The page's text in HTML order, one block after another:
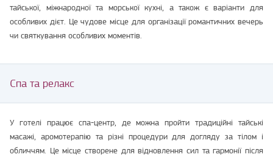
тайської, міжнародної та морської кухні, а також є варіанти для
особливих дієт. Це чудове місце для організації романтичних вечерь
чи святкування особливих моментів.
Спа та релакс
У готелі працює спа-центр, де можна пройти традиційні тайські
масажі, аромотерапію та різні процедури для догляду за тілом і
обличчям. Це місце створене для відновлення сил та гармонії після